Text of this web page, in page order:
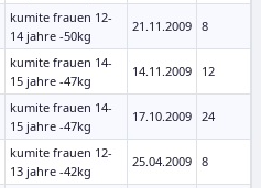
kumite frauen 12-
14 jahre -50kg
21.11.2009 8
kumite frauen 14-
15 jahre -47kg
14.11.2009 12
kumite frauen 14-
15 jahre -47kg
17.10.2009 24
kumite frauen 12-
13 jahre -42kg
25.04.2009 8